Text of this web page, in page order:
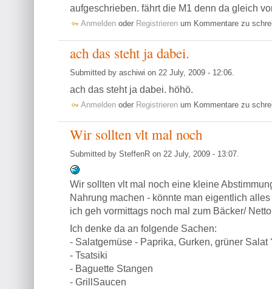
aufgeschrieben. fährt die M1 denn da gleich
Anmelden oder Registrieren um Kommentare zu
ach das steht ja dabei.
Submitted by aschiwi on 22 July, 2009 - 12:06.
ach das steht ja dabei. höhö.
Anmelden oder Registrieren um Kommentare zu
Wir sollten vlt mal noch
Submitted by SteffenR on 22 July, 2009 - 13:07.
Wir sollten vlt mal noch eine kleine
Nahrung machen - könnte man eigentlich
ich geh vormittags noch mal zum Bäcker/
Ich denke da an folgende Sachen:
- Salatgemüse - Paprika, Gurken, grüner Salat
- Tsatsiki
- Baguette Stangen
- GrillSaucen